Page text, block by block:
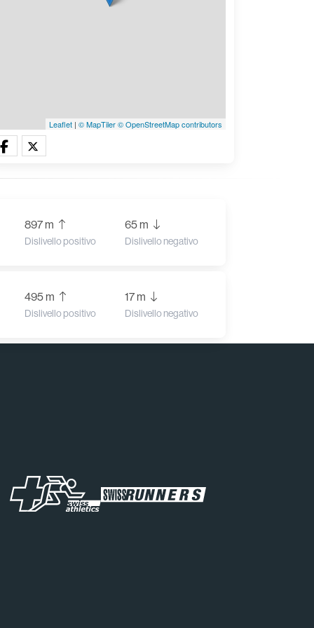
Leaflet | © MapTiler© OpenStreetMap contributors
897 m
Dislivello positivo
65 m
Dislivello negativo
495 m
Dislivello positivo
17 m
Dislivello negativo